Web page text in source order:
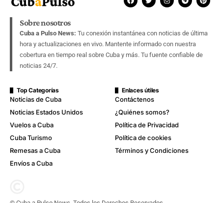
Sobre nosotros
Cuba a Pulso News: Tu conexión instantánea con noticias de última
hora y actualizaciones en vivo. Mantente informado con nuestra
cobertura en tiempo real sobre Cuba y más. Tu fuente confiable de
noticias 24/7.
Top Categorías
Noticias de Cuba
Noticias Estados Unidos
Vuelos a Cuba
Cuba Turismo
Remesas a Cuba
Envíos a Cuba
Enlaces útiles
Contáctenos
¿Quiénes somos?
Política de Privacidad
Política de cookies
Términos y Condiciones